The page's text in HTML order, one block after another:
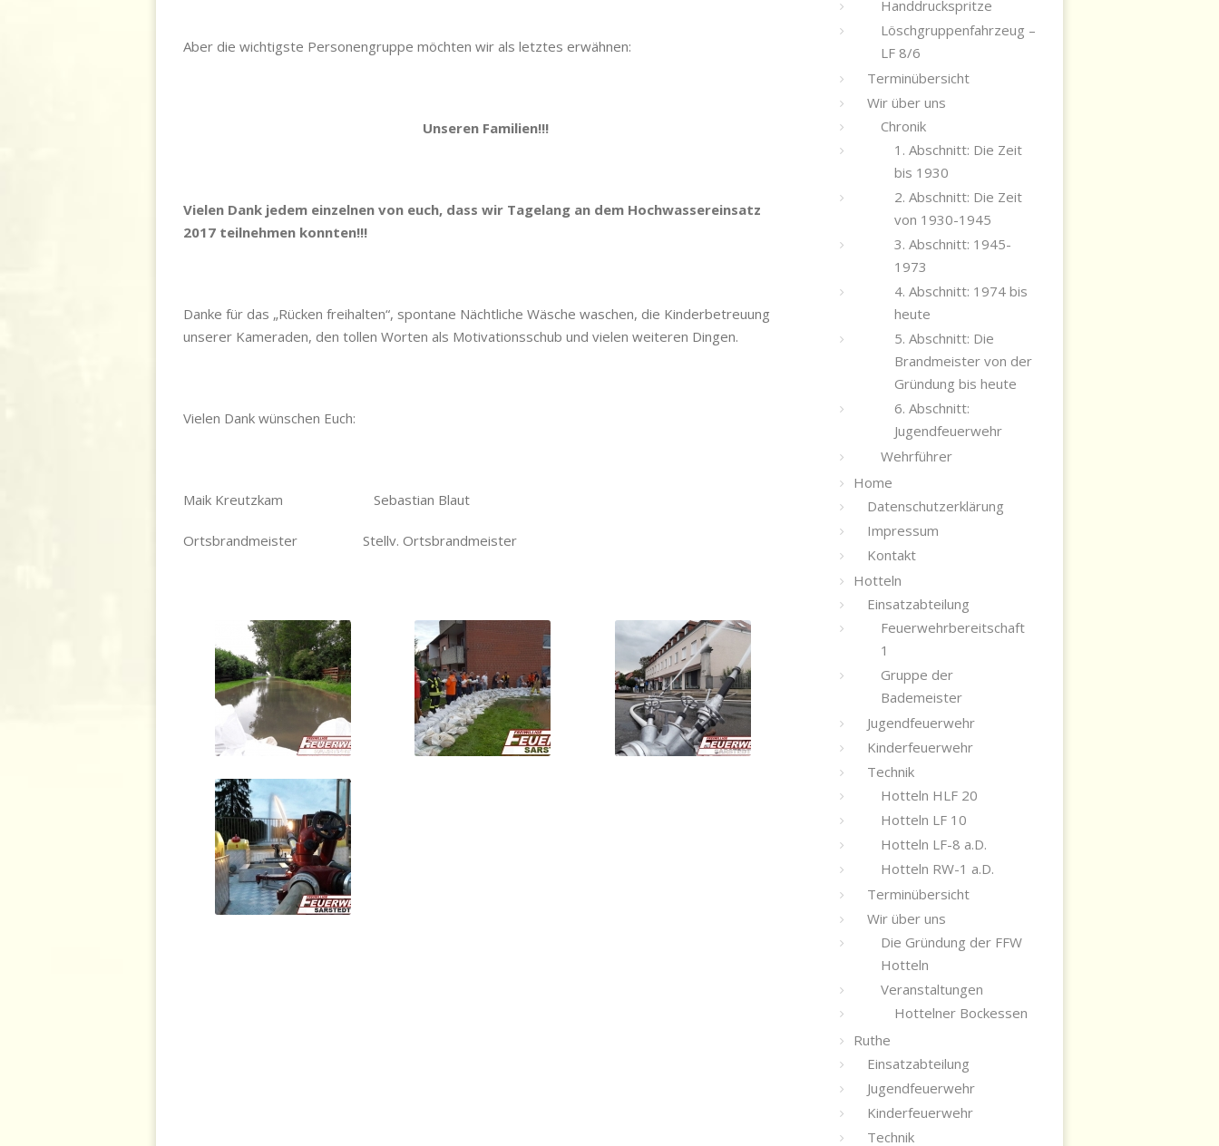
Aber die wichtigste Personengruppe möchten wir als letztes erwähnen:
Unseren Familien!!!
Vielen Dank jedem einzelnen von euch, dass wir Tagelang an dem Hochwassereinsatz
2017 teilnehmen konnten!!!
Danke für das „Rücken freihalten“, spontane Nächtliche Wäsche waschen, die Kinderbetreuung
unserer Kameraden, den tollen Worten als Motivationsschub und vielen weiteren Dingen.
Vielen Dank wünschen Euch:
Maik Kreutzkam Sebastian Blaut
Ortsbrandmeister Stellv. Ortsbrandmeister
Handdruckspritze
Löschgruppenfahrzeug –
LF 8/6
Terminübersicht
Wir über uns
Chronik
1. Abschnitt: Die Zeit
bis 1930
2. Abschnitt: Die Zeit
von 1930-1945
3. Abschnitt: 1945-
1973
4. Abschnitt: 1974 bis
heute
5. Abschnitt: Die
Brandmeister von der
Gründung bis heute
6. Abschnitt:
Jugendfeuerwehr
Wehrführer
Home
Datenschutzerklärung
Impressum
Kontakt
Hotteln
Einsatzabteilung
Feuerwehrbereitschaft
1
Gruppe der
Bademeister
Jugendfeuerwehr
Kinderfeuerwehr
Technik
Hotteln HLF 20
Hotteln LF 10
Hotteln LF-8 a.D.
Hotteln RW-1 a.D.
Terminübersicht
Wir über uns
Die Gründung der FFW
Hotteln
Veranstaltungen
Hottelner Bockessen
Ruthe
Einsatzabteilung
Jugendfeuerwehr
Kinderfeuerwehr
Technik